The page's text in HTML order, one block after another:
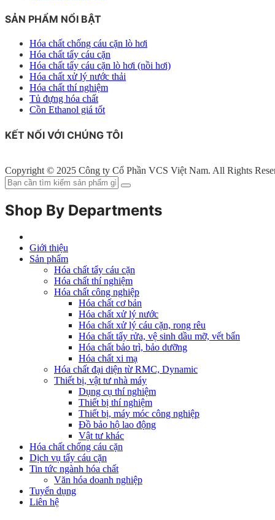
SẢN PHẨM NỔI BẬT
Hóa chất chống cáu cặn lò hơi
Hóa chất tẩy cáu cặn
Hóa chất tẩy cáu cặn lò hơi (nồi hơi)
Hóa chất xử lý nước thải
Hóa chất thí nghiệm
Tủ đựng hóa chất
Cồn Ethanol giá tốt
KẾT NỐI VỚI CHÚNG TÔI
Copyright © 2025 Công ty Cổ Phần VCS Việt Nam. All Rights
Shop By Departments
Giới thiệu
Sản phẩm
Hóa chất tẩy cáu cặn
Hóa chất thí nghiệm
Hóa chất công nghiệp
Hóa chất cơ bản
Hóa chất xử lý nước
Hóa chất xử lý cáu cặn, rong rêu
Hóa chất tẩy rửa, vệ sinh dầu mỡ, vết bẩn
Hóa chất bảo trì, bảo dưỡng
Hóa chất xi mạ
Hóa chất đại diện từ RMC, Dynamic
Thiết bị, vật tư nhà máy
Dụng cụ thí nghiệm
Thiết bị thí nghiệm
Thiết bị, máy móc công nghiệp
Đồ bảo hộ lao động
Vật tư khác
Hóa chất chống cáu cặn
Dịch vụ tẩy cáu cặn
Tin tức ngành hóa chất
Văn hóa doanh nghiệp
Tuyển dụng
Liên hệ